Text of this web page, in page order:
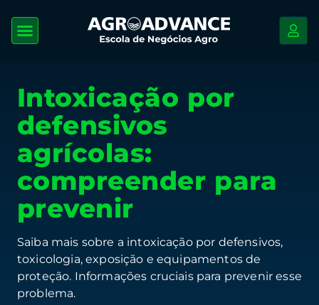
Intoxicação por
defensivos
agrícolas:
compreender para
prevenir
Saiba mais sobre a intoxicação por defensivos,
toxicologia, exposição e equipamentos de
proteção. Informações cruciais para prevenir esse
problema.